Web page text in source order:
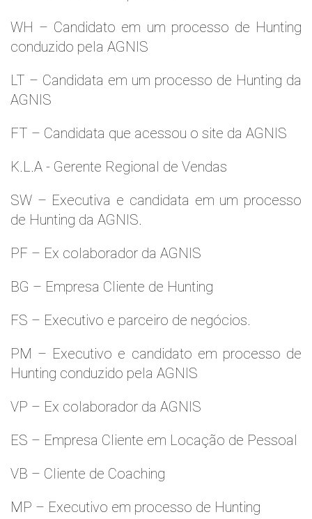
WH – Candidato em um processo de Hunting
conduzido pela AGNIS
LT – Candidata em um processo de Hunting da
AGNIS
FT – Candidata que acessou o site da AGNIS
K.L.A - Gerente Regional de Vendas
SW – Executiva e candidata em um processo
de Hunting da AGNIS.
PF – Ex colaborador da AGNIS
BG – Empresa Cliente de Hunting
FS – Executivo e parceiro de negócios.
PM – Executivo e candidato em processo de
Hunting conduzido pela AGNIS
VP – Ex colaborador da AGNIS
ES – Empresa Cliente em Locação de Pessoal
VB – Cliente de Coaching
MP – Executivo em processo de Hunting